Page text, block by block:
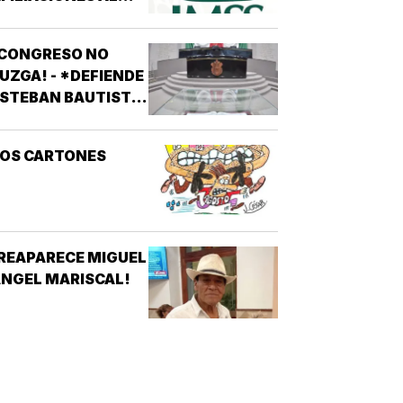
NO
- *DEFIENDE
BAUTISTA
CARTONES
MIGUEL
MARISCAL!